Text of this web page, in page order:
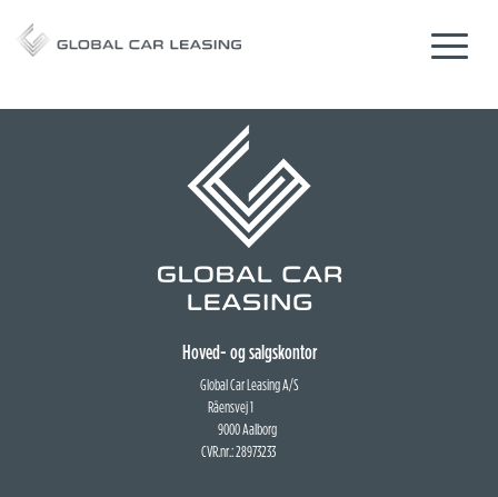
Hoved- og salgskontor
Global Car Leasing A/S
Råensvej 1
9000 Aalborg
CVR.nr.: 28973233